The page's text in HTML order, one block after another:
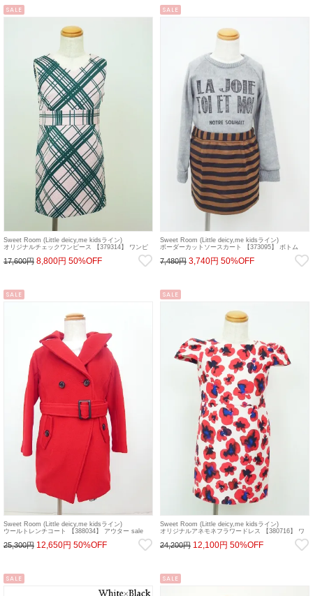
SALE
Sweet Room (Little deicy,me kidsライン)
オリジナルチェックワンピース 【379314】 ワンピ
17,600円 8,800円 50%OFF
SALE
Sweet Room (Little deicy,me kidsライン)
ボーダーカットソースカート 【373095】 ボトム
7,480円 3,740円 50%OFF
SALE
Sweet Room (Little deicy,me kidsライン)
ウールトレンチコート 【388034】 アウター sale
25,300円 12,650円 50%OFF
SALE
Sweet Room (Little deicy,me kidsライン)
オリジナルアネモネフラワードレス 【380716】 ワ
24,200円 12,100円 50%OFF
SALE SALE